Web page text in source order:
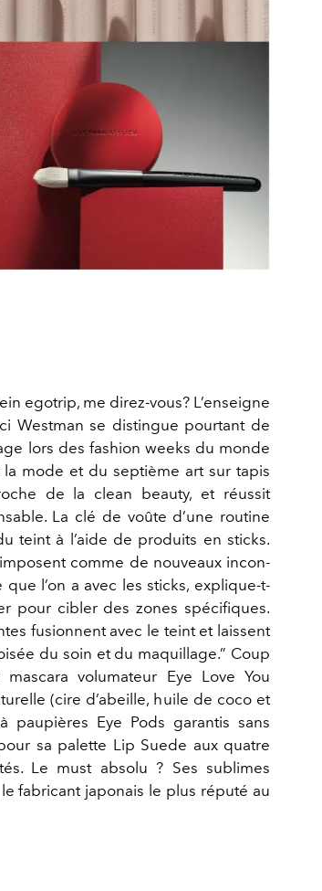
egotrip, me direz-vous? L’enseigne
Westman se distingue pourtant de
lors des fashion weeks du monde
mode et du septième art sur tapis
de la clean beauty, et réussit
La clé de voûte d’une routine
teint à l’aide de produits en sticks.
comme de nouveaux incon-
que l’on a avec les sticks, explique-t-
pour cibler des zones spécifiques.
fusionnent avec le teint et laissent
du soin et du maquillage.” Coup
volumateur Eye Love You
(cire d’abeille, huile de coco et
Eye Pods garantis sans
sa palette Lip Suede aux quatre
Le must absolu ? Ses sublimes
fabricant japonais le plus réputé au